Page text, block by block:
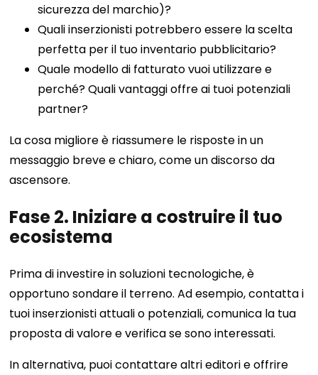
sicurezza del marchio)?
Quali inserzionisti potrebbero essere la scelta
perfetta per il tuo inventario pubblicitario?
Quale modello di fatturato vuoi utilizzare e
perché? Quali vantaggi offre ai tuoi potenziali
partner?
La cosa migliore è riassumere le risposte in un
messaggio breve e chiaro, come un discorso da
ascensore.
Fase 2. Iniziare a costruire il tuo
ecosistema
Prima di investire in soluzioni tecnologiche, è
opportuno sondare il terreno. Ad esempio, contatta i
tuoi inserzionisti attuali o potenziali, comunica la tua
proposta di valore e verifica se sono interessati.
In alternativa, puoi contattare altri editori e offrire